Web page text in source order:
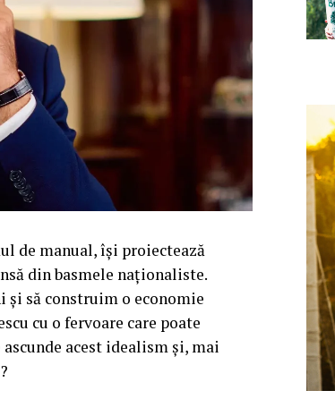
de manual, își proiectează
din basmele naționaliste.
și să construim o economie
cu o fervoare care poate
acest idealism și, mai